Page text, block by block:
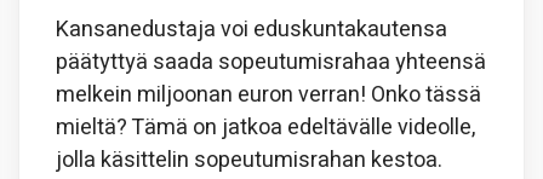
Kansanedustaja voi eduskuntakautensa
päätyttyä saada sopeutumisrahaa yhteensä
melkein miljoonan euron verran! Onko tässä
mieltä? Tämä on jatkoa edeltävälle videolle,
jolla käsittelin sopeutumisrahan kestoa.